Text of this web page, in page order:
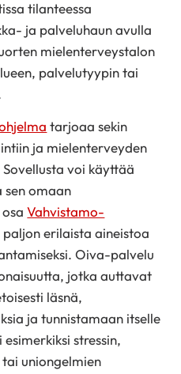
tilanteessa
ja palveluhaun avulla
mielenterveystalon
palvelutyypin tai
tarjoaa sekin
ja mielenterveyden
voi käyttää
omaan
osaVahvistamo-
erilaista aineistoa
Oiva-palvelu
jotka auttavat
läsnä,
ja tunnistamaan itselle
stressin,
uniongelmien